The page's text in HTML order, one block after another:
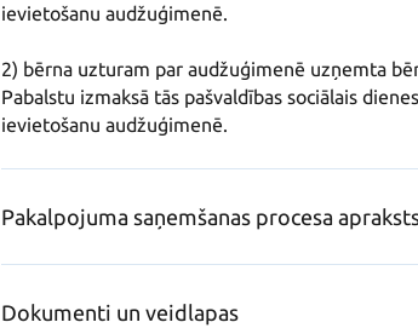
ievietošanu audžuģimenē.
2) bērna uzturam par audžuģimenē uzņemta
Pabalstu izmaksā tās pašvaldības sociālais
ievietošanu audžuģimenē.
Pakalpojuma saņemšanas procesa
Dokumenti un veidlapas